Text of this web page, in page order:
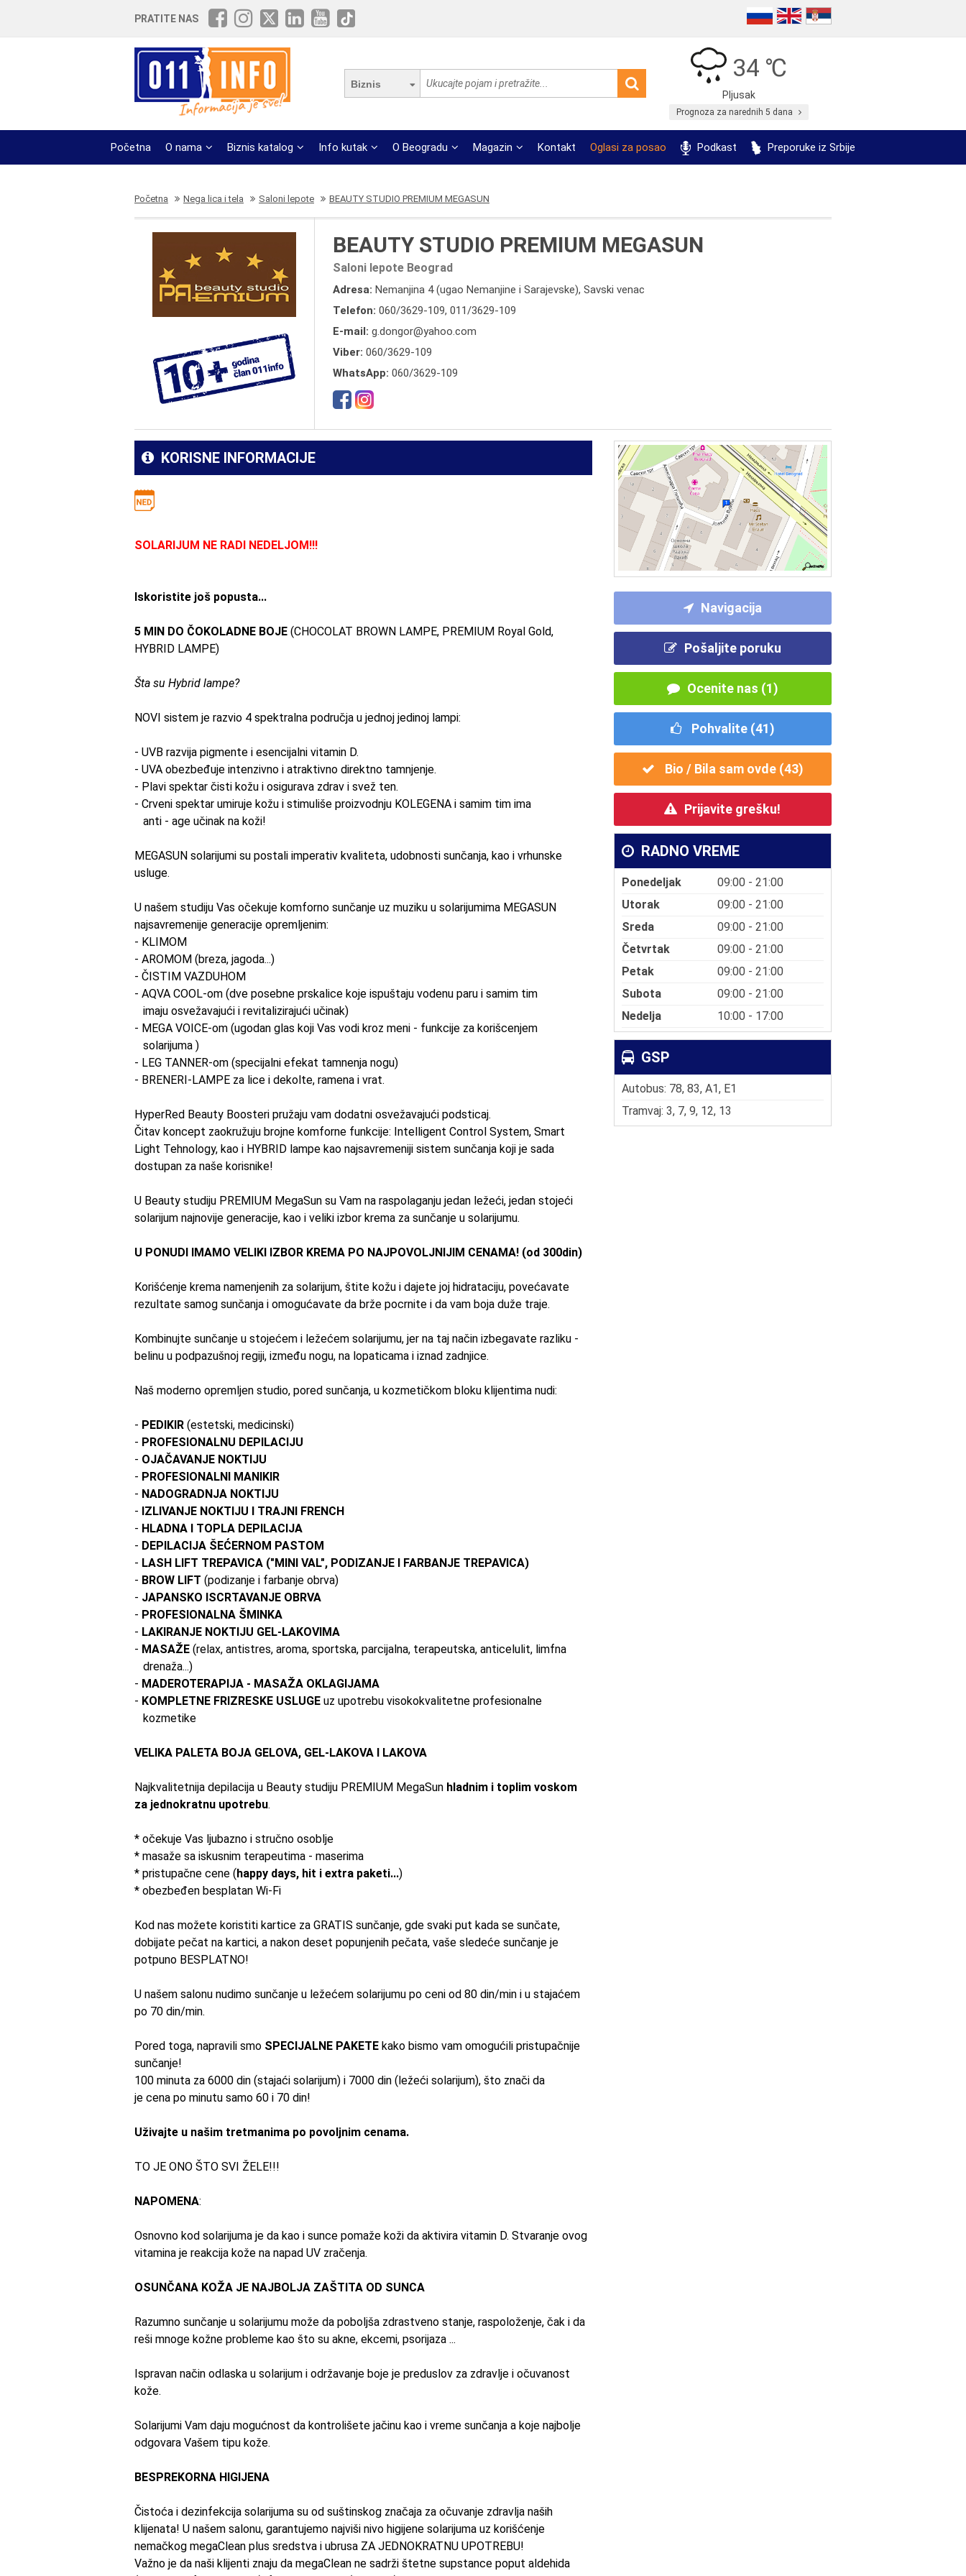
PRATITE NAS
Biznis
34 ℃
Pljusak
Prognoza za narednih 5 dana
Početna O nama Biznis katalog Info kutak O Beogradu Magazin Kontakt Oglasi za posao Podkast Preporuke iz Srbije
Početna Nega lica i tela Saloni lepote BEAUTY STUDIO PREMIUM MEGASUN
BEAUTY STUDIO PREMIUM MEGASUN
Saloni lepote Beograd
Adresa: Nemanjina 4 (ugao Nemanjine i Sarajevske), Savski venac
Telefon: 060/3629-109, 011/3629-109
E-mail: g.dongor@yahoo.com
Viber: 060/3629-109
WhatsApp: 060/3629-109
Navigacija
Pošaljite poruku
Ocenite nas (1)
Pohvalite (41)
Bio / Bila sam ovde (43)
Prijavite grešku!
RADNO VREME
Ponedeljak
09:00 - 21:00
Utorak
09:00 - 21:00
Sreda
09:00 - 21:00
Četvrtak
09:00 - 21:00
Petak
09:00 - 21:00
Subota
09:00 - 21:00
Nedelja
10:00 - 17:00
GSP
Autobus: 78, 83, A1, E1
Tramvaj: 3, 7, 9, 12, 13
KORISNE INFORMACIJE
SOLARIJUM NE RADI NEDELJOM!!!
Iskoristite još popusta...
5 MIN DO ČOKOLADNE BOJE (CHOCOLAT BROWN LAMPE, PREMIUM Royal Gold,
HYBRID LAMPE)
Šta su Hybrid lampe?
NOVI sistem je razvio 4 spektralna područja u jednoj jedinoj lampi:
- UVB razvija pigmente i esencijalni vitamin D.
- UVA obezbeđuje intenzivno i atraktivno direktno tamnjenje.
- Plavi spektar čisti kožu i osigurava zdrav i svež ten.
- Crveni spektar umiruje kožu i stimuliše proizvodnju KOLEGENA i samim tim ima
anti - age učinak na koži!
MEGASUN solarijumi su postali imperativ kvaliteta, udobnosti sunčanja, kao i vrhunske
usluge.
U našem studiju Vas očekuje komforno sunčanje uz muziku u solarijumima MEGASUN
najsavremenije generacije opremljenim:
- KLIMOM
- AROMOM (breza, jagoda...)
- ČISTIM VAZDUHOM
- AQVA COOL-om (dve posebne prskalice koje ispuštaju vodenu paru i samim tim
imaju osvežavajući i revitalizirajući učinak)
- MEGA VOICE-om (ugodan glas koji Vas vodi kroz meni - funkcije za korišcenjem
solarijuma )
- LEG TANNER-om (specijalni efekat tamnenja nogu)
- BRENERI-LAMPE za lice i dekolte, ramena i vrat.
HyperRed Beauty Boosteri pružaju vam dodatni osvežavajući podsticaj.
Čitav koncept zaokružuju brojne komforne funkcije: Intelligent Control System, Smart
Light Tehnology, kao i HYBRID lampe kao najsavremeniji sistem sunčanja koji je sada
dostupan za naše korisnike!
U Beauty studiju PREMIUM MegaSun su Vam na raspolaganju jedan ležeći, jedan stojeći
solarijum najnovije generacije, kao i veliki izbor krema za sunčanje u solarijumu.
U PONUDI IMAMO VELIKI IZBOR KREMA PO NAJPOVOLJNIJIM CENAMA! (od 300din)
Korišćenje krema namenjenih za solarijum, štite kožu i dajete joj hidrataciju, povećavate
rezultate samog sunčanja i omogućavate da brže pocrnite i da vam boja duže traje.
Kombinujte sunčanje u stojećem i ležećem solarijumu, jer na taj način izbegavate razliku -
belinu u podpazušnoj regiji, između nogu, na lopaticama i iznad zadnjice.
Naš moderno opremljen studio, pored sunčanja, u kozmetičkom bloku klijentima nudi:
- PEDIKIR (estetski, medicinski)
- PROFESIONALNU DEPILACIJU
- OJAČAVANJE NOKTIJU
- PROFESIONALNI MANIKIR
- NADOGRADNJA NOKTIJU
- IZLIVANJE NOKTIJU I TRAJNI FRENCH
- HLADNA I TOPLA DEPILACIJA
- DEPILACIJA ŠEĆERNOM PASTOM
- LASH LIFT TREPAVICA ("MINI VAL", PODIZANJE I FARBANJE TREPAVICA)
- BROW LIFT (podizanje i farbanje obrva)
- JAPANSKO ISCRTAVANJE OBRVA
- PROFESIONALNA ŠMINKA
- LAKIRANJE NOKTIJU GEL-LAKOVIMA
- MASAŽE (relax, antistres, aroma, sportska, parcijalna, terapeutska, anticelulit, limfna
drenaža...)
- MADEROTERAPIJA - MASAŽA OKLAGIJAMA
- KOMPLETNE FRIZRESKE USLUGE uz upotrebu visokokvalitetne profesionalne
kozmetike
VELIKA PALETA BOJA GELOVA, GEL-LAKOVA I LAKOVA
Najkvalitetnija depilacija u Beauty studiju PREMIUM MegaSun hladnim i toplim voskom
za jednokratnu upotrebu.
* očekuje Vas ljubazno i stručno osoblje
* masaže sa iskusnim terapeutima - maserima
* pristupačne cene (happy days, hit i extra paketi...)
* obezbeđen besplatan Wi-Fi
Kod nas možete koristiti kartice za GRATIS sunčanje, gde svaki put kada se sunčate,
dobijate pečat na kartici, a nakon deset popunjenih pečata, vaše sledeće sunčanje je
potpuno BESPLATNO!
U našem salonu nudimo sunčanje u ležećem solarijumu po ceni od 80 din/min i u stajaćem
po 70 din/min.
Pored toga, napravili smo SPECIJALNE PAKETE kako bismo vam omogućili pristupačnije
sunčanje!
100 minuta za 6000 din (stajaći solarijum) i 7000 din (ležeći solarijum), što znači da
je cena po minutu samo 60 i 70 din!
Uživajte u našim tretmanima po povoljnim cenama.
TO JE ONO ŠTO SVI ŽELE!!!
NAPOMENA:
Osnovno kod solarijuma je da kao i sunce pomaže koži da aktivira vitamin D. Stvaranje ovog
vitamina je reakcija kože na napad UV zračenja.
OSUNČANA KOŽA JE NAJBOLJA ZAŠTITA OD SUNCA
Razumno sunčanje u solarijumu može da poboljša zdrastveno stanje, raspoloženje, čak i da
reši mnoge kožne probleme kao što su akne, ekcemi, psorijaza ...
Ispravan način odlaska u solarijum i održavanje boje je preduslov za zdravlje i očuvanost
kože.
Solarijumi Vam daju mogućnost da kontrolišete jačinu kao i vreme sunčanja a koje najbolje
odgovara Vašem tipu kože.
BESPREKORNA HIGIJENA
Čistoća i dezinfekcija solarijuma su od suštinskog značaja za očuvanje zdravlja naših
klijenata! U našem salonu, garantujemo najviši nivo higijene solarijuma uz korišćenje
nemačkog megaClean plus sredstva i ubrusa ZA JEDNOKRATNU UPOTREBU!
Važno je da naši klijenti znaju da megaClean ne sadrži štetne supstance poput aldehida